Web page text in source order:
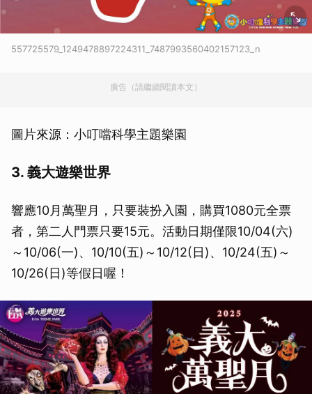
557725579_1249478897224311_7487993560402157123_n
廣告（請繼續閱讀本文）
圖片來源：小叮噹科學主題樂園
3. 義大遊樂世界
響應10月萬聖月，只要裝扮入園，購買1080元全票
者，第二人門票只要15元。活動日期僅限10/04(六)
～10/06(一)、10/10(五)～10/12(日)、10/24(五)～
10/26(日)等假日喔！